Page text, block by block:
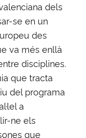
dels
se en un
des
va més enllà
disciplines.
que tracta
del programa
a
ne els
que